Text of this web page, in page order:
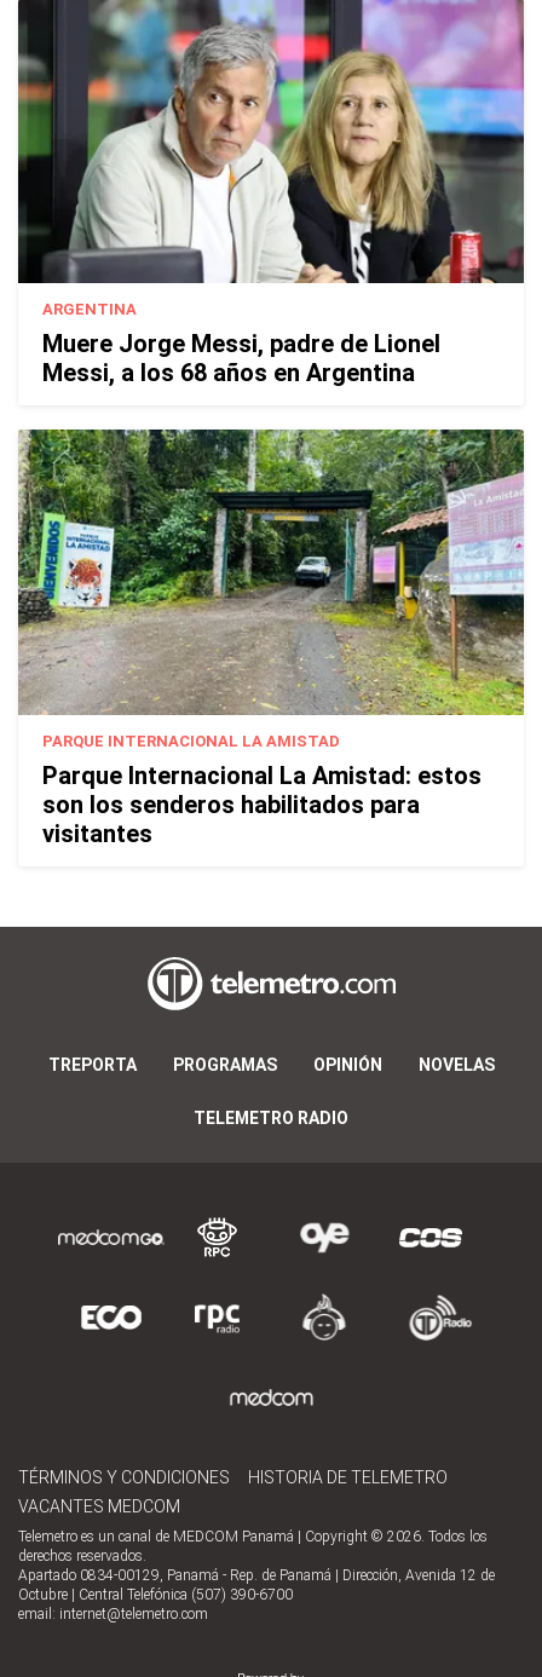
ARGENTINA
Muere Jorge Messi, padre de Lionel
Messi, a los 68 años en Argentina
PARQUE INTERNACIONAL LA AMISTAD
Parque Internacional La Amistad: estos
son los senderos habilitados para
visitantes
TREPORTA PROGRAMAS OPINIÓN NOVELAS
TELEMETRO RADIO
TÉRMINOS Y CONDICIONES
HISTORIA DE TELEMETRO
VACANTES MEDCOM
Telemetro es un canal de MEDCOM Panamá | Copyright © 2026. Todos los
derechos reservados.
Apartado 0834-00129, Panamá - Rep. de Panamá | Dirección, Avenida 12 de
Octubre | Central Telefónica (507) 390-6700
email: internet@telemetro.com